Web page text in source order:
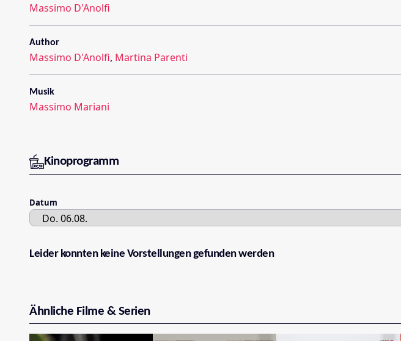
Massimo D'Anolfi
Author
Massimo D'Anolfi, Martina Parenti
Musik
Massimo Mariani
Kinoprogramm
Datum
Leider konnten keine Vorstellungen gefunden werden
Ähnliche Filme & Serien